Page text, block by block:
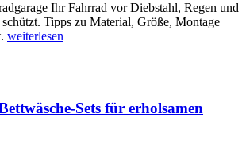
Ihr Fahrrad vor Diebstahl, Regen und
Tipps zu Material, Größe, Montage
weiterlesen
Sets für erholsamen